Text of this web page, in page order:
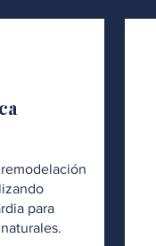
para